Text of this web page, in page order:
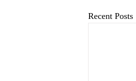
Recent Posts